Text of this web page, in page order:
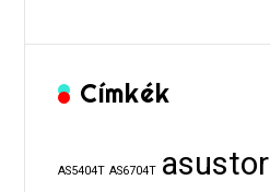
Címkék
AS5404T AS6704T asustor